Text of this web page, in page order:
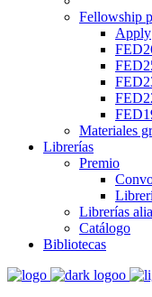
Fellowship
Apply
Materiales
Librerías
Premio
Librerías
Catálogo
Bibliotecas